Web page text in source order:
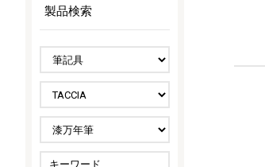
スマートフォン・
タブレット関連
セキュリティ用品
オーダー手帳・ノベルティ制作
ドキュメントスキャニングサービス
導入事例
IR情報
サステナビリティ
製品検索